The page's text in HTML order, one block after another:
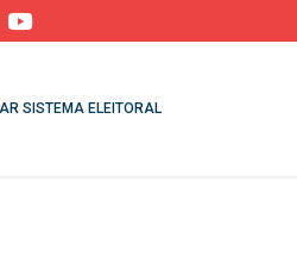
SISTEMA ELEITORAL